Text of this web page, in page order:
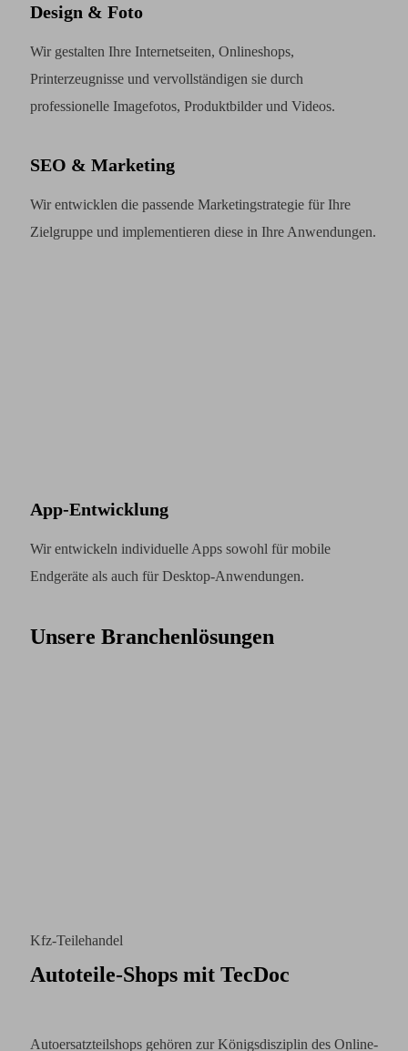
Design & Foto
Wir gestalten Ihre Internetseiten, Onlineshops,
Printerzeugnisse und vervollständigen sie durch
professionelle Imagefotos, Produktbilder und Videos.
App-Entwicklung
Wir entwickeln individuelle Apps sowohl für mobile
Endgeräte als auch für Desktop-Anwendungen.
SEO & Marketing
Wir entwicklen die passende Marketingstrategie für Ihre
Zielgruppe und implementieren diese in Ihre Anwendungen.
Unsere Branchenlösungen
Kfz-Teilehandel
Autoteile-Shops mit TecDoc
Autoersatzteilshops gehören zur Königsdisziplin des Online-